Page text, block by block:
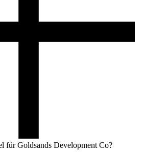
für Goldsands Development Co?